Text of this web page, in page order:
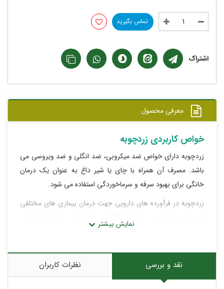
تماس بگیرید
اشتراک
معرفی محصول
خواص کاربردی زردچوبه
زردچوبه دارای خواص ضد میکروبی، ضد انگلی و ضد ویروسی می
باشد. مصرف آن همراه با چای یا شیر داغ به عنوان یک درمان
خانگی برای بهبود سرفه و سرماخوردگی استفاده می شود.
زردچوبه در فرآورده های دارویی جهت درمان بیماری های مختلفی
ناراحتی معده، عفونت های مجاری ادرار، سوء هاضمه، التهاب، لکه
استفاده می شود.
نقد و بررسی نظرات کاربران